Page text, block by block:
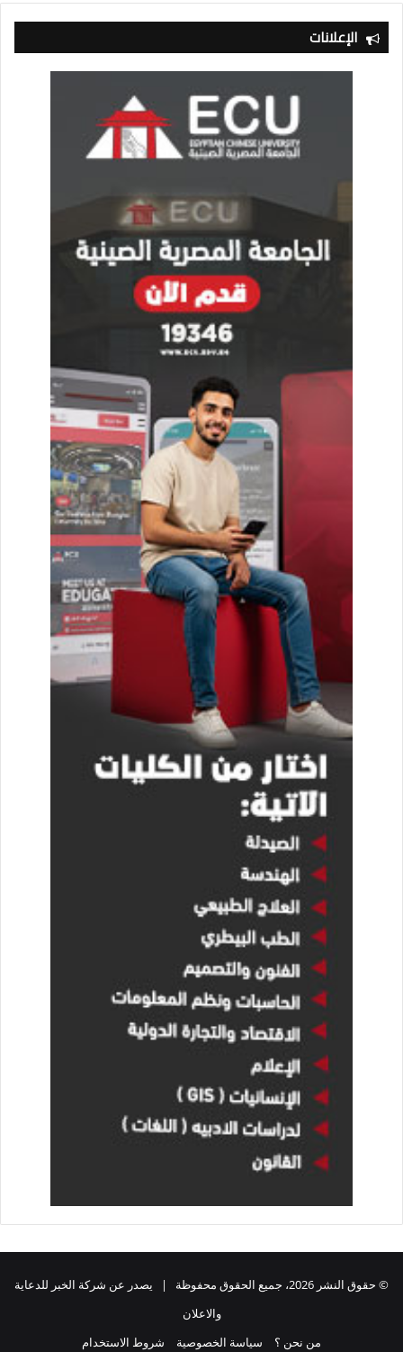
الإعلانات
© حقوق النشر 2026، جميع الحقوق محفوظة | يصدر عن شركة الخبر للدعاية
والاعلان
من نحن ؟
سياسة الخصوصية شروط الاستخدام